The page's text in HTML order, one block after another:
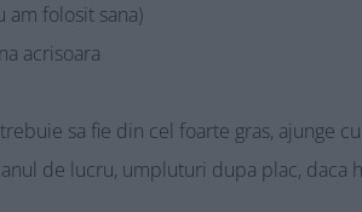
am folosit sana)
acrisoara
sa fie din cel foarte gras, ajunge
de lucru, umpluturi dupa plac, daca